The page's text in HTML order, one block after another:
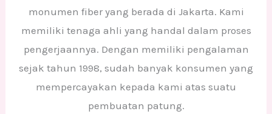
monumen fiber yang berada di Jakarta. Kami
memiliki tenaga ahli yang handal dalam proses
pengerjaannya. Dengan memiliki pengalaman
sejak tahun 1998, sudah banyak konsumen yang
mempercayakan kepada kami atas suatu
pembuatan patung.